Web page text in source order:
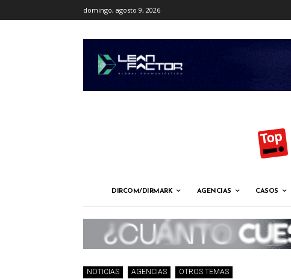
domingo, agosto 9, 2026
DIRCOM/DIRMARK AGENCIAS CASOS
NOTICIAS AGENCIAS OTROS TEMAS